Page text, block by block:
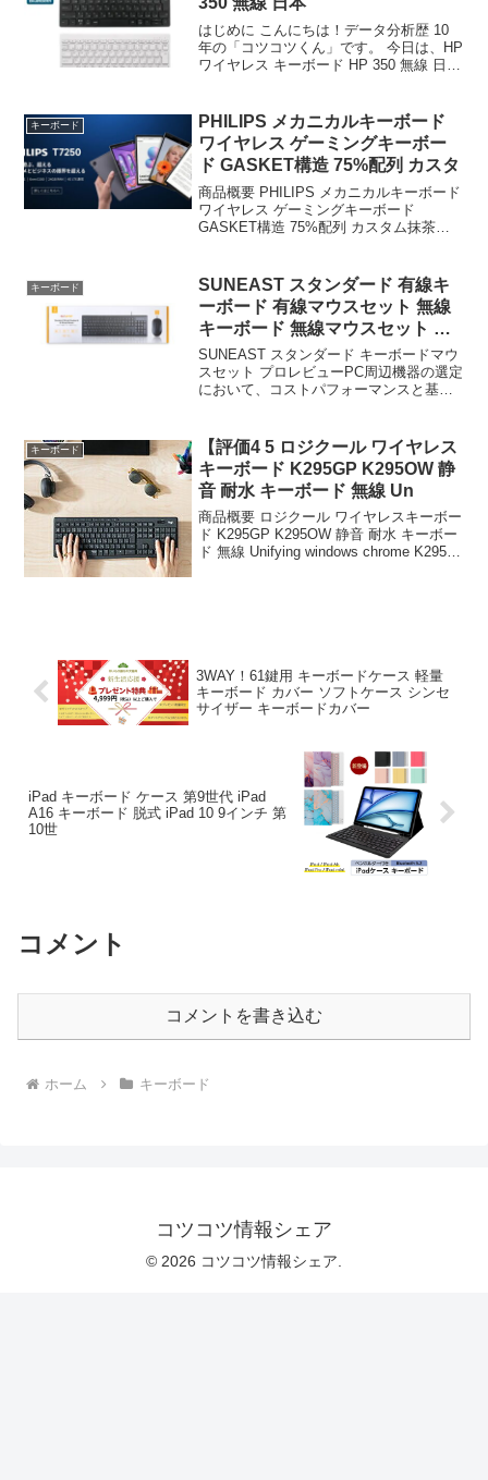
はじめに こんにちは！データ分析歴 10
年の「コツコツくん」です。 今日は、HP
ワイヤレス キーボード HP 350 無線 日本
350 無線 日本語...
キーボード
PHILIPS メカニカルキーボード
ワイヤレス ゲーミングキーボー
ド GASKET構造 75%配列 カスタ
商品概要 PHILIPS メカニカルキーボード
ワイヤレス ゲーミングキーボード
GASKET構造 75%配列 カスタム抹茶ラ
ィ 国内 1年間 SPK...
キーボード
SUNEAST スタンダード 有線キ
ーボード 有線マウスセット 無線
キーボード 無線マウスセット キ
ー配列10
SUNEAST スタンダード キーボードマウ
スセット プロレビューPC周辺機器の選定
において、コストパフォーマンスと基本
ド 有線キーボード 有線マウスセット 無
線...
キーボード
【評価4 5 ロジクール ワイヤレス
キーボード K295GP K295OW 静
音 耐水 キーボード 無線 Un
商品概要 ロジクール ワイヤレスキーボー
ド K295GP K295OW 静音 耐水 キーボー
ド 無線 Unifying windows chrome K295
3WAY！61鍵用 キーボードケース 軽量
キーボード カバー ソフトケース シンセ
サイザー キーボードカバー
iPad キーボード ケース 第9世代 iPad
A16 キーボード 脱式 iPad 10 9インチ 第
10世
コメント
コメントを書き込む
ホーム キーボード
コツコツ情報シェア
© 2026 コツコツ情報シェア.